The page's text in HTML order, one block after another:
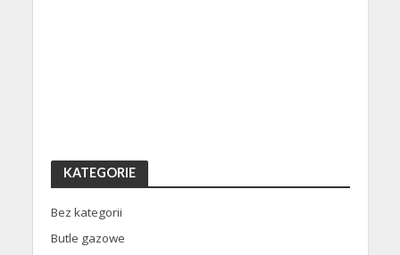
KATEGORIE
Bez kategorii
Butle gazowe